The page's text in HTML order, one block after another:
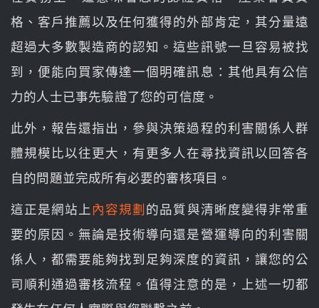
格、客戶推薦以及任何獲得的外部肯定，其分量遠
超過大多數製造商的認知。這些訊號一旦容易被找
到，便能向買家傳達一個明確訊息：其他具有公信
力的人士已事先驗證了您的可信度。
此外，報告還指出，參與決策過程的利害關係人群
體規模比以往更大，有更多人在尋找資訊以回答各
自的問題並完成所有必要的審核項目。
這正是網站上內容規劃 的品質與清晰度變得非常重
要的原因。無論是技術導向還是營運導向的利害關
係人，都需要能夠找到足夠深度的資訊，讓您的公
司順利通過審核流程。值得注意的是，上述一切都